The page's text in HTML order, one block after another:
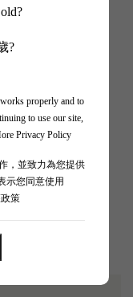
?
properly and to
to use our site,
Privacy Policy
，並致力為您提供
示您同意使用
策
享
驚喜💥